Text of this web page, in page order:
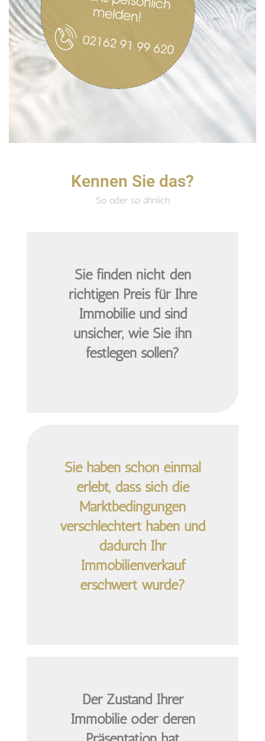
Kennen Sie das?
So oder so ähnlich
Sie finden nicht den
richtigen Preisfür Ihre
Immobilie und sind
unsicher, wie Sie ihn
festlegen sollen?
Sie haben schon einmal
erlebt, dass sich die
Marktbedingungen
verschlechtert haben und
dadurch Ihr
Immobilienverkauf
erschwert wurde?
Der Zustand Ihrer
Immobilie oder deren